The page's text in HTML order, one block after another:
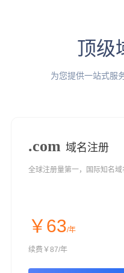
顶级
为您提供一站式服
.com 域名注册
全球注册量第一，国际知名域
￥63/年
续费￥87/年